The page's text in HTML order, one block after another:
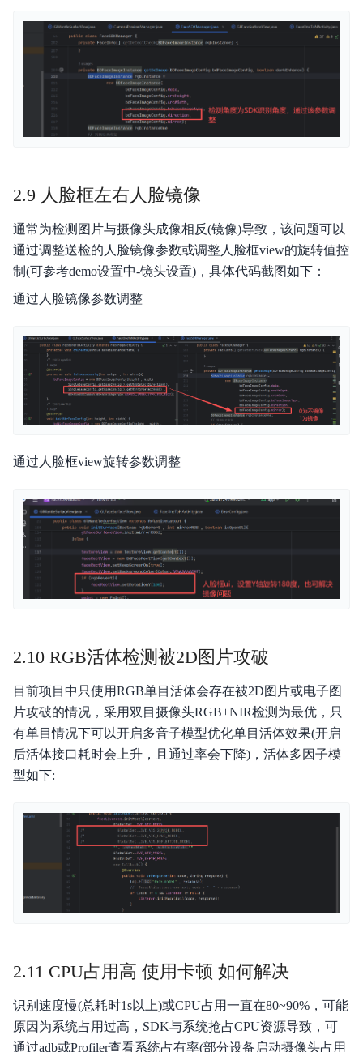
2.9 人脸框左右人脸镜像
通常为检测图片与摄像头成像相反(镜像)导致，该问题可以
通过调整送检的人脸镜像参数或调整人脸框view的旋转值控
制(可参考demo设置中-镜头设置)，具体代码截图如下：
通过人脸镜像参数调整
通过人脸框view旋转参数调整
2.10 RGB活体检测被2D图片攻破
目前项目中只使用RGB单目活体会存在被2D图片或电子图
片攻破的情况，采用双目摄像头RGB+NIR检测为最优，只
有单目情况下可以开启多音子模型优化单目活体效果(开启
后活体接口耗时会上升，且通过率会下降)，活体多因子模
型如下:
2.11 CPU占用高 使用卡顿 如何解决
识别速度慢(总耗时1s以上)或CPU占用一直在80~90%，可能
原因为系统占用过高，SDK与系统抢占CPU资源导致，可
通过adb或Profiler查看系统占有率(部分设备启动摄像头占用